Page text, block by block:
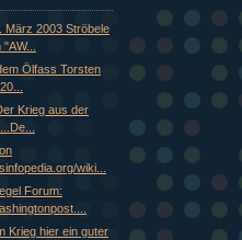
März 2003 Ströbele
Ölfass Torsten
Krieg aus der
wiki...
Forum:
Krieg hier ein guter